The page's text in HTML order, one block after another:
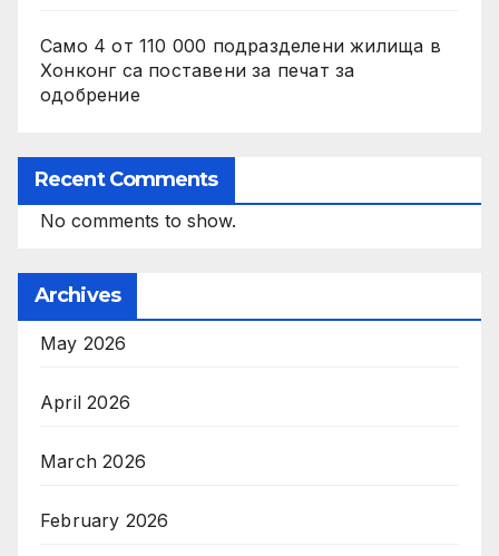
Само 4 от 110 000 подразделени жилища в
Хонконг са поставени за печат за
одобрение
Recent Comments
No comments to show.
Archives
May 2026
April 2026
March 2026
February 2026